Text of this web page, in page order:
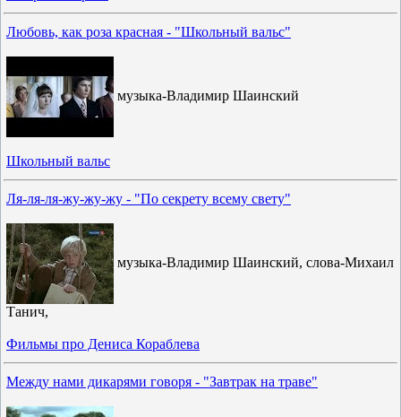
Любовь, как роза красная - "Школьный вальс"
музыка-Владимир Шаинский
Школьный вальс
Ля-ля-ля-жу-жу-жу - "По секрету всему свету"
музыка-Владимир Шаинский, слова-Михаил
Танич,
Фильмы про Дениса Кораблева
Между нами дикарями говоря - "Завтрак на траве"